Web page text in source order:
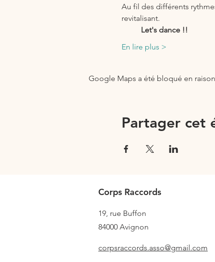
Au fil des différents
revitalisant.
Let's dance !!
En lire plus >
Google Maps a été bloqué en
Partager cet
Corps Raccords
19, rue Buffon
84000 Avignon
corpsraccords.asso@gmail.com